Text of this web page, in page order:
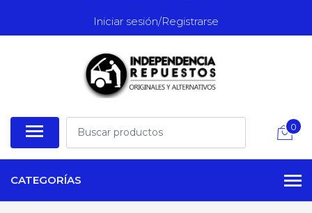
Iniciar sesión/Registrarse
0
CATEGORÍAS